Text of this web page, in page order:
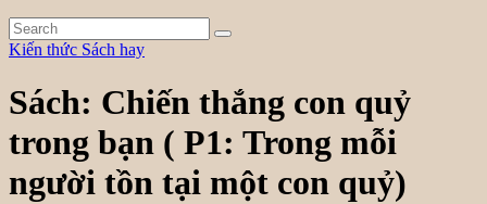
Kiến thức Sách hay
Sách: Chiến thắng con quỷ
trong bạn ( P1: Trong mỗi
người tồn tại một con quỷ)